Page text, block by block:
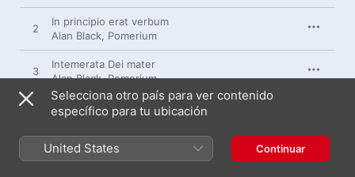
2
In principio erat verbum
Alan Black, Pomerium
3
Intemerata Dei mater
Alan Black,Pomerium
Ave maris stella
Alan Black
Pomerium
Magnificat sexti toni
Alan Black,Pomerium
Selecciona otro país para ver contenido
específico para tu ubicación
United States Continuar